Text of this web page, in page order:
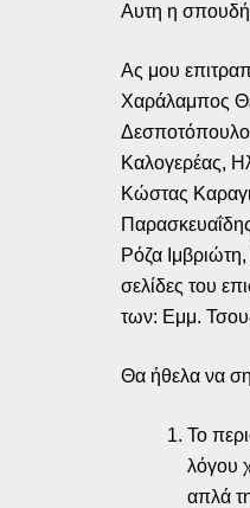
Αυτη η σπουδή
Ας μου
Χαράλαμπος
Καλογερέας,
Κώστας
Ρόζα
σελίδες του
των: Εμμ.
Θα ήθελα να
Το
λόγου
απλά